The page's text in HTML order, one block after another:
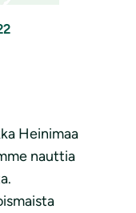
Heinimaa
nauttia